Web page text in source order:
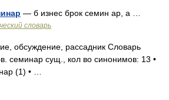
— б изнес брок семин ар, а …
словарь
обсуждение, рассадник Словарь
семинар сущ., кол во синонимов: 13 •
(1) • …